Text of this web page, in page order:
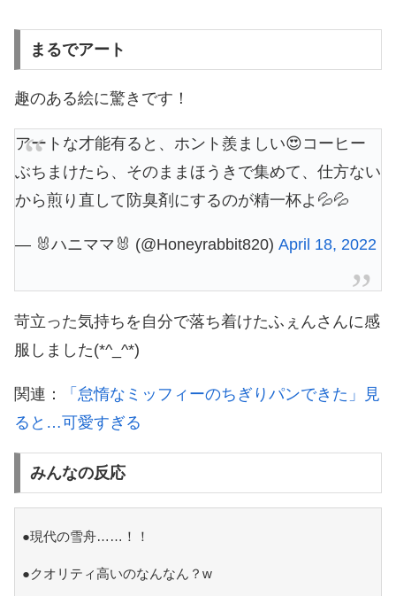
まるでアート
趣のある絵に驚きです！
アートな才能有ると、ホント羨ましい😍コーヒー
ぶちまけたら、そのままほうきで集めて、仕方ない
から煎り直して防臭剤にするのが精一杯よ💦💦
— 🐰ハニママ🐰 (@Honeyrabbit820) April 18, 2022
苛立った気持ちを自分で落ち着けたふぇんさんに感
服しました(*^_^*)
関連：
「怠惰なミッフィーのちぎりパンできた」見
ると…可愛すぎる
みんなの反応
●現代の雪舟……！！
●クオリティ高いのなんなん？w